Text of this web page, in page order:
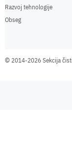
Razvoj tehnologije
Obseg
©2014-2026 Sekcija